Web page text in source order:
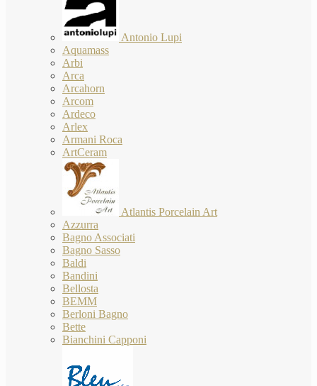
Antonio Lupi
Aquamass
Arbi
Arca
Arcahorn
Arcom
Ardeco
Arlex
Armani Roca
ArtCeram
Atlantis Porcelain Art
Azzurra
Bagno Associati
Bagno Sasso
Baldi
Bandini
Bellosta
BEMM
Berloni Bagno
Bette
Bianchini Capponi